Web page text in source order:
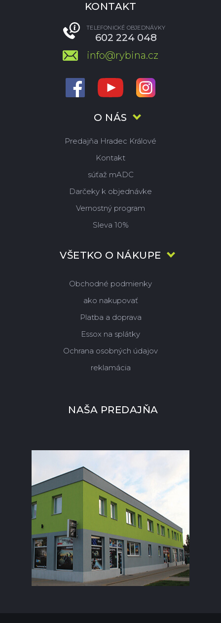
O NÁS
Predajňa Hradec Králové
Kontakt
súťaž mADC
Darčeky k objednávke
Vernostný program
Sleva 10%
VŠETKO O NÁKUPE
Obchodné podmienky
ako nakupovať
Platba a doprava
Essox na splátky
Ochrana osobných údajov
reklamácia
KONTAKT
TELEFONICKÉ OBJEDNÁVKY
602 224 048
info@rybina.cz
NAŠA PREDAJŇA